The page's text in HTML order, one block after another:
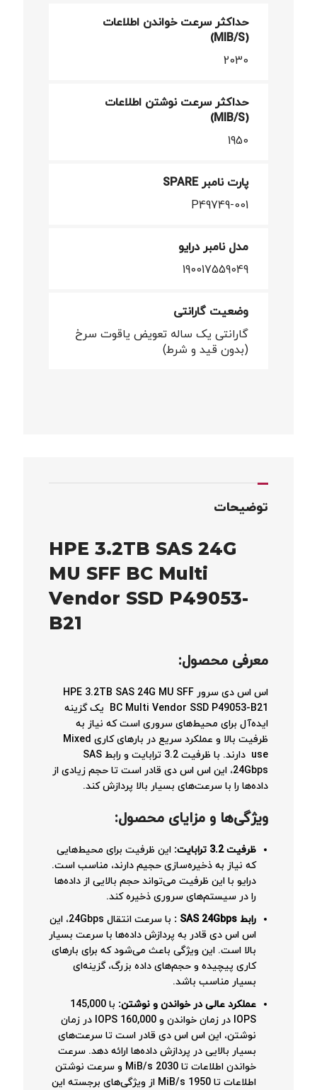
حداکثر سرعت خواندن اطلاعات
(MIB/S)
2030
حداکثر سرعت نوشتن اطلاعات
(MIB/S)
1950
پارت نامبر SPARE
P49749-001
مدل نامبر درایو
190017559049
وضعیت گارانتی
گارانتی یک ساله تعویض یاقوت سرخ
(بدون قید و شرط)
توضیحات
HPE 3.2TB SAS 24G
MU SFF BC Multi
Vendor SSD P49053-
B21
معرفی محصول:
اس اس دی سرور HPE 3.2TB SAS 24G MU SFF
BC Multi Vendor SSD P49053-B21 یک گزینه
ایده‌آل برای محیط‌های سروری است که نیاز به
ظرفیت بالا و عملکرد سریع در بارهای کاری Mixed
use دارند. با ظرفیت 3.2 ترابایت و رابط SAS
24Gbps، این اس اس دی قادر است تا حجم زیادی از
داده‌ها را با سرعت‌های بسیار بالا پردازش کند.
ویژگی‌ها و مزایای محصول:
ظرفیت 3.2 ترابایت : این ظرفیت برای محیط‌هایی
که نیاز به ذخیره‌سازی حجیم دارند، مناسب است.
درایو با این ظرفیت می‌تواند حجم بالایی از داده‌ها
را در سیستم‌های سروری ذخیره کند.
رابط
:
با سرعت انتقال 24Gbps، این
اس اس دی قادر به پردازش داده‌ها با سرعت بسیار
بالا است. این ویژگی باعث می‌شود که برای بارهای
کاری پیچیده و حجم‌های داده بزرگ، گزینه‌ای
بسیار مناسب باشد.
عملکرد عالی در خواندن و نوشتن:
با 145,000
IOPS در زمان خواندن و 160,000 IOPS در زمان
نوشتن، این اس اس دی قادر است تا سرعت‌های
بسیار بالایی در پردازش داده‌ها ارائه دهد. سرعت
خواندن اطلاعات تا 2030 MiB/s و سرعت نوشتن
اطلاعات تا 1950 MiB/s از ویژگی‌های برجسته این